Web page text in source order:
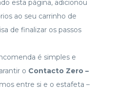
esta página, adicionou
ao seu carrinho de
de finalizar os passos
é simples e
o Contacto Zero –
entre si e o estafeta –